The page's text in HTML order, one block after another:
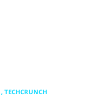
TECHCRUNCH